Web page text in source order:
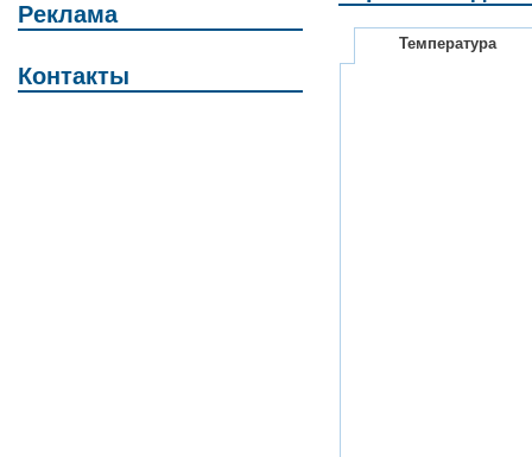
Реклама
Контакты
Температура